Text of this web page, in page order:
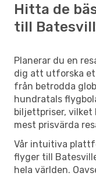
Hitta de
till
Planerar du en
dig att utforska
från betrodda
hundratals
biljettpriser,
mest prisvärda
Vår intuitiva
flyger till
hela världen.